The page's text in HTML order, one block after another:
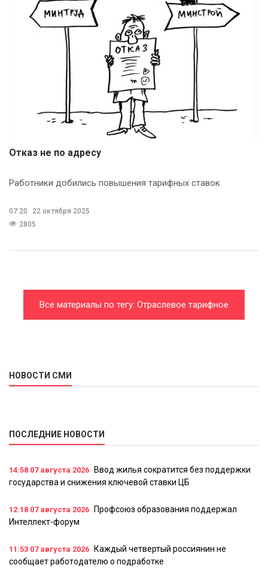
Отказ не по адресу
Работники добились повышения тарифных ставок
07:20
22 октября 2025
2805
Все материалы по тегу: Отраслевое тарифное
НОВОСТИ СМИ
ПОСЛЕДНИЕ НОВОСТИ
14:58 07 августа 2026
Ввод жилья сократится без поддержки
государства и снижения ключевой ставки ЦБ
12:18 07 августа 2026
Профсоюз образования поддержал
Интеллект-форум
11:53 07 августа 2026
Каждый четвертый россиянин не
сообщает работодателю о подработке